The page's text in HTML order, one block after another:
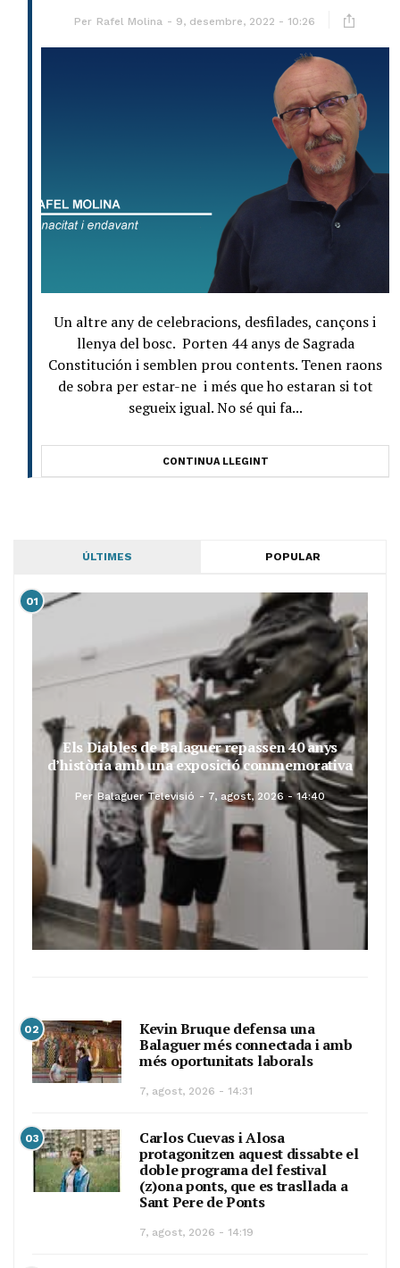
Per Rafel Molina 9, desembre, 2022 - 10:26
Un altre any de celebracions, desfilades, cançons i
llenya del bosc. Porten 44 anys de Sagrada
Constitución i semblen prou contents. Tenen raons
de sobra per estar-ne i més que ho estaran si tot
segueix igual. No sé qui fa...
CONTINUA LLEGINT
ÚLTIMES POPULAR
01
Els Diables de Balaguer repassen 40 anys
d’història amb una exposició commemorativa
Per Balaguer Televisió 7, agost, 2026 - 14:40
02
Kevin Bruque defensa una
Balaguer més connectada i amb
més oportunitats laborals
7, agost, 2026 - 14:31
03
Carlos Cuevas i Alosa
protagonitzen aquest dissabte el
doble programa del festival
(z)ona ponts, que es trasllada a
Sant Pere de Ponts
7, agost, 2026 - 14:19